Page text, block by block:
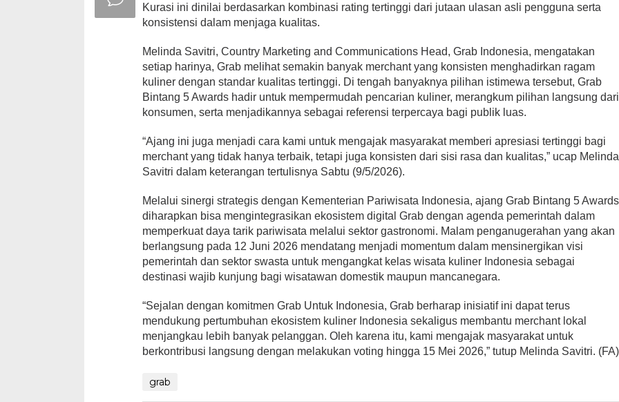
Kurasi ini dinilai berdasarkan kombinasi rating tertinggi dari jutaan ulasan asli pengguna serta
konsistensi dalam menjaga kualitas.
Melinda Savitri, Country Marketing and Communications Head, Grab Indonesia, mengatakan
setiap harinya, Grab melihat semakin banyak merchant yang konsisten menghadirkan ragam
kuliner dengan standar kualitas tertinggi. Di tengah banyaknya pilihan istimewa tersebut, Grab
Bintang 5 Awards hadir untuk mempermudah pencarian kuliner, merangkum pilihan langsung dari
konsumen, serta menjadikannya sebagai referensi terpercaya bagi publik luas.
“Ajang ini juga menjadi cara kami untuk mengajak masyarakat memberi apresiasi tertinggi bagi
merchant yang tidak hanya terbaik, tetapi juga konsisten dari sisi rasa dan kualitas,” ucap Melinda
Savitri dalam keterangan tertulisnya Sabtu (9/5/2026).
Melalui sinergi strategis dengan Kementerian Pariwisata Indonesia, ajang Grab Bintang 5 Awards
diharapkan bisa mengintegrasikan ekosistem digital Grab dengan agenda pemerintah dalam
memperkuat daya tarik pariwisata melalui sektor gastronomi. Malam penganugerahan yang akan
berlangsung pada 12 Juni 2026 mendatang menjadi momentum dalam mensinergikan visi
pemerintah dan sektor swasta untuk mengangkat kelas wisata kuliner Indonesia sebagai
destinasi wajib kunjung bagi wisatawan domestik maupun mancanegara.
“Sejalan dengan komitmen Grab Untuk Indonesia, Grab berharap inisiatif ini dapat terus
mendukung pertumbuhan ekosistem kuliner Indonesia sekaligus membantu merchant lokal
menjangkau lebih banyak pelanggan. Oleh karena itu, kami mengajak masyarakat untuk
berkontribusi langsung dengan melakukan voting hingga 15 Mei 2026,” tutup Melinda Savitri. (FA)
grab